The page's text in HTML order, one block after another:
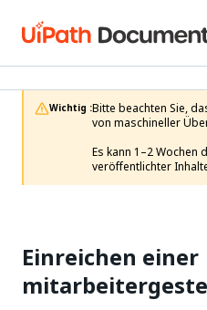
Wichtig :Bitte beachten Sie,
von maschineller
Es kann 1–2 Wochen
veröffentlichter
Einreichen einer